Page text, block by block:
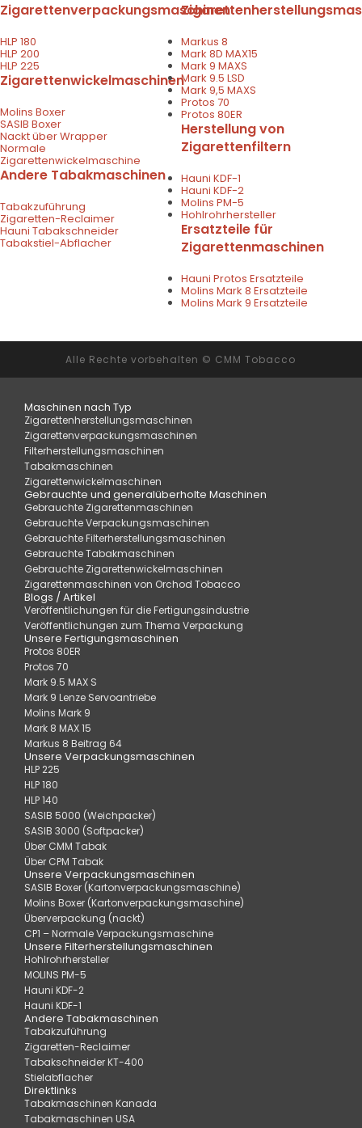
Zigarettenverpackungsmaschinen
HLP 180
HLP 200
HLP 225
Zigarettenwickelmaschinen
Molins Boxer
SASIB Boxer
Nackt über Wrapper
Normale
Zigarettenwickelmaschine
Andere Tabakmaschinen
Tabakzuführung
Zigaretten-Reclaimer
Hauni Tabakschneider
Tabakstiel-Abflacher
Markus 8
Mark 8D MAX15
Mark 9 MAXS
Mark 9.5 LSD
Mark 9,5 MAXS
Protos 70
Protos 80ER
Herstellung von
Zigarettenfiltern
Hauni KDF-1
Hauni KDF-2
Molins PM-5
Hohlrohrhersteller
Ersatzteile für
Zigarettenmaschinen
Hauni Protos Ersatzteile
Molins Mark 8 Ersatzteile
Molins Mark 9 Ersatzteile
Alle Rechte vorbehalten © CMM Tobacco
Maschinen nach Typ
Zigarettenherstellungsmaschinen
Zigarettenverpackungsmaschinen
Filterherstellungsmaschinen
Tabakmaschinen
Zigarettenwickelmaschinen
Gebrauchte und generalüberholte Maschinen
Gebrauchte Zigarettenmaschinen
Gebrauchte Verpackungsmaschinen
Gebrauchte Filterherstellungsmaschinen
Gebrauchte Tabakmaschinen
Gebrauchte Zigarettenwickelmaschinen
Zigarettenmaschinen von Orchod Tobacco
Blogs / Artikel
Veröffentlichungen für die Fertigungsindustrie
Veröffentlichungen zum Thema Verpackung
Unsere Fertigungsmaschinen
Protos 80ER
Protos 70
Mark 9.5 MAX S
Mark 9 Lenze Servoantriebe
Molins Mark 9
Mark 8 MAX 15
Markus 8 Beitrag 64
Unsere Verpackungsmaschinen
HLP 225
HLP 180
HLP 140
SASIB 5000 (Weichpacker)
SASIB 3000 (Softpacker)
Über CMM Tabak
Über CPM Tabak
Unsere Verpackungsmaschinen
SASIB Boxer (Kartonverpackungsmaschine)
Molins Boxer (Kartonverpackungsmaschine)
Überverpackung (nackt)
CP1 – Normale Verpackungsmaschine
Unsere Filterherstellungsmaschinen
Hohlrohrhersteller
MOLINS PM-5
Hauni KDF-2
Hauni KDF-1
Andere Tabakmaschinen
Tabakzuführung
Zigaretten-Reclaimer
Tabakschneider KT-400
Stielabflacher
Direktlinks
Tabakmaschinen Kanada
Tabakmaschinen USA